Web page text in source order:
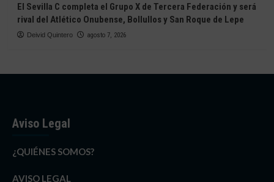
El Sevilla C completa el Grupo X de Tercera Federación y será
rival del Atlético Onubense, Bollullos y San Roque de Lepe
Deivid Quintero agosto 7, 2026
Aviso Legal
¿QUIÉNES SOMOS?
AVISO LEGAL